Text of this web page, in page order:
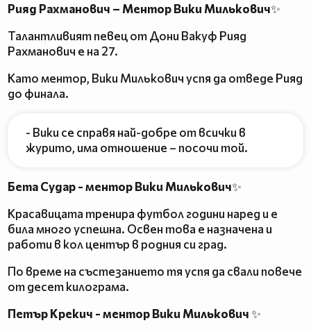
Рияд Рахманович – Ментор Вики Милькович✨
Талантливият певец от Дони Вакуф Рияд
Рахманович е на 27.
Като ментор, Вики Милькович успя да отведе Рияд
до финала.
- Вики се справя най-добре от всички в
журито, има отношение – посочи той.
Бета Судар - ментор Вики Милькович✨
Красавицата тренира футбол години наред и е
била много успешна. Освен това е назначена и
работи в кол център в родния си град.
По време на състезанието тя успя да свали повече
от десет килограма.
Петър Крекич - ментор Вики Милькович✨